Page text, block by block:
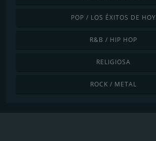
POP / LOS ÉXITOS DE HOY
R&B / HIP HOP
RELIGIOSA
ROCK / METAL